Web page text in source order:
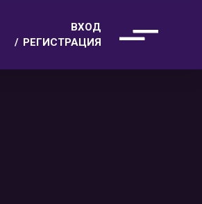
ВХОД
РЕГИСТРАЦИЯ